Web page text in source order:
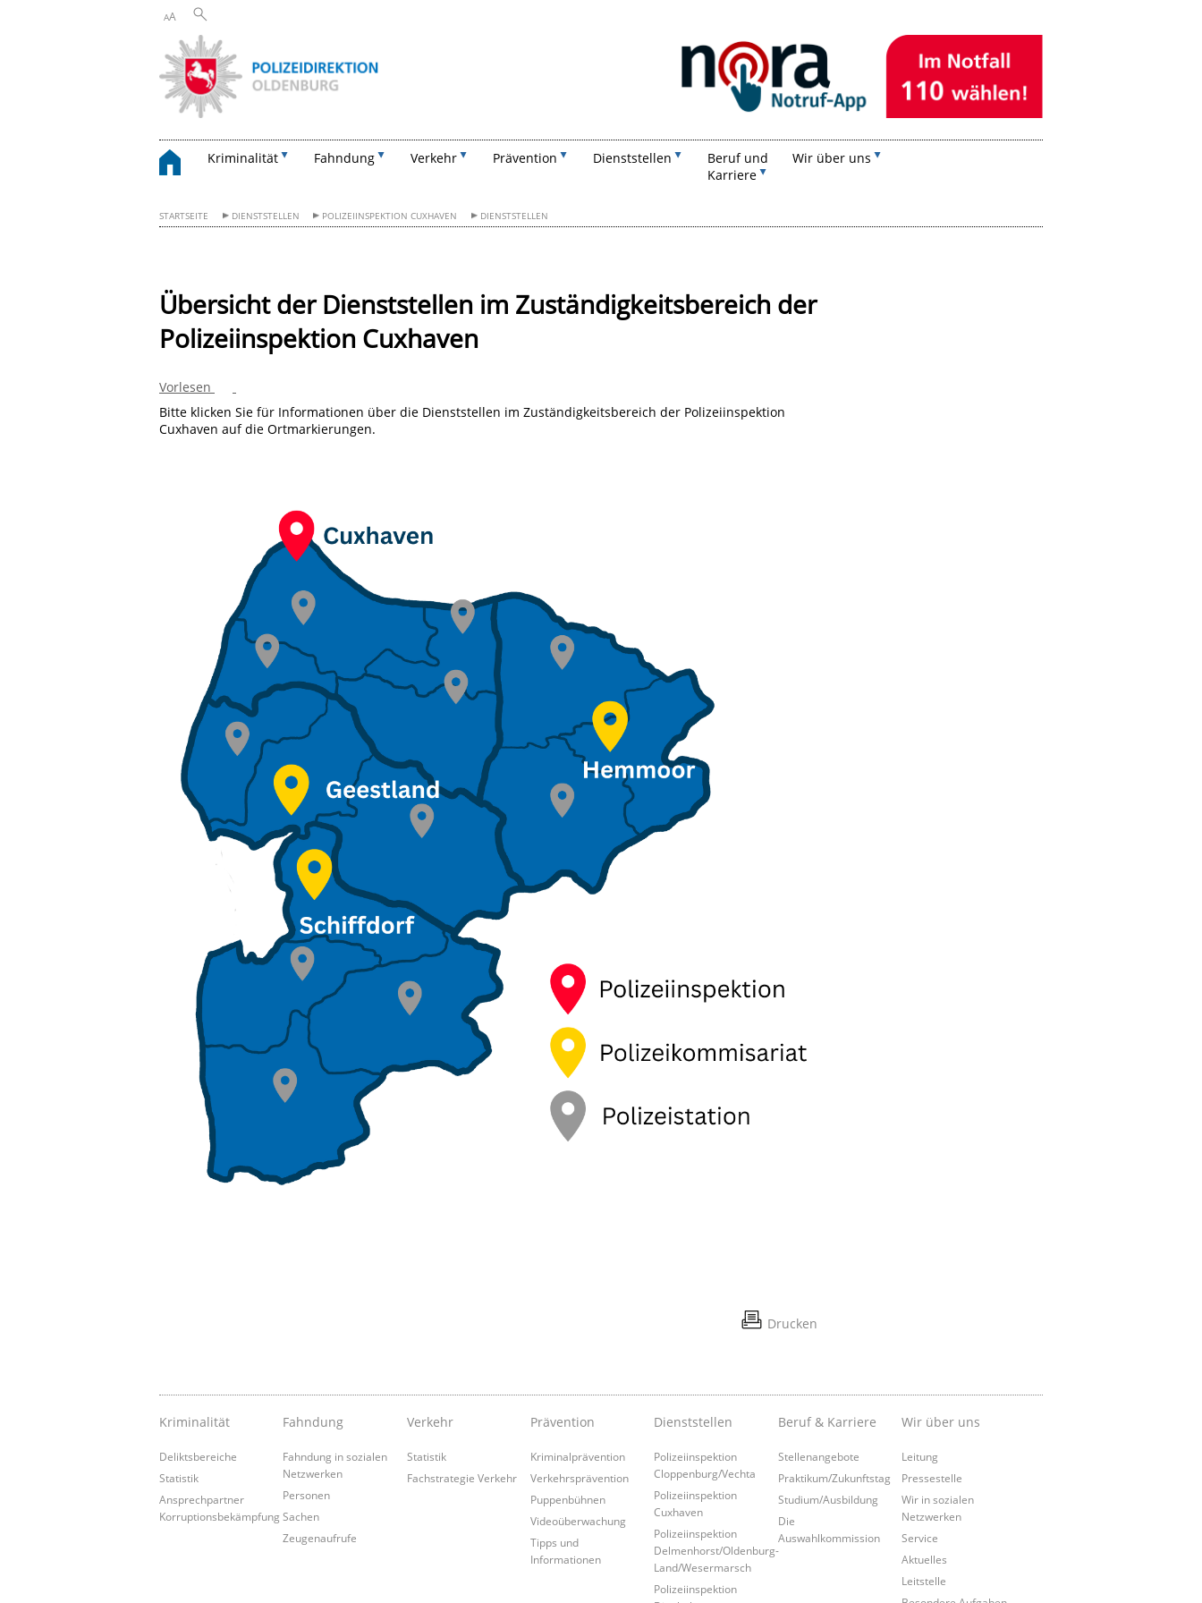
AA
Kriminalität Fahndung Verkehr Prävention Dienststellen
Beruf und
Karriere
Wir über uns
STARTSEITE DIENSTSTELLEN POLIZEIINSPEKTION CUXHAVEN DIENSTSTELLEN
Übersicht der Dienststellen im Zuständigkeitsbereich der
Polizeiinspektion Cuxhaven
Vorlesen
Bitte klicken Sie für Informationen über die Dienststellen im Zuständigkeitsbereich der Polizeiinspektion
Cuxhaven auf die Ortmarkierungen.
Drucken
Kriminalität
Deliktsbereiche
Statistik
Ansprechpartner
Korruptionsbekämpfung
Fahndung
Fahndung in sozialen
Netzwerken
Personen
Sachen
Zeugenaufrufe
Verkehr
Statistik
Fachstrategie Verkehr
Prävention
Kriminalprävention
Verkehrsprävention
Puppenbühnen
Videoüberwachung
Tipps und
Informationen
Dienststellen
Polizeiinspektion
Cloppenburg/Vechta
Polizeiinspektion
Cuxhaven
Polizeiinspektion
Delmenhorst/Oldenburg-
Land/Wesermarsch
Polizeiinspektion
Beruf & Karriere
Stellenangebote
Praktikum/Zukunftstag
Studium/Ausbildung
Die
Auswahlkommission
Wir über uns
Leitung
Pressestelle
Wir in sozialen
Netzwerken
Service
Aktuelles
Leitstelle